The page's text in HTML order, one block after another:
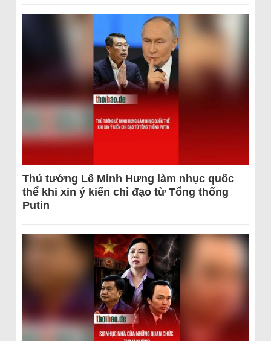
Thủ tướng Lê Minh Hưng làm nhục quốc
thể khi xin ý kiến chỉ đạo từ Tổng thống
Putin